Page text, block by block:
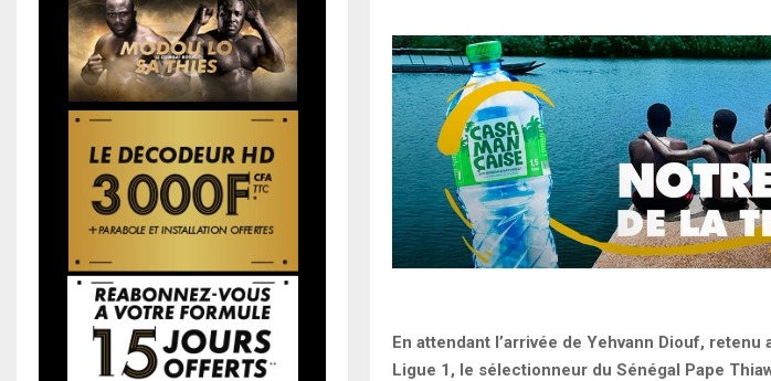
En attendant l’arrivée de Yehvann Diouf, retenu
Ligue 1, le sélectionneur du Sénégal Pape